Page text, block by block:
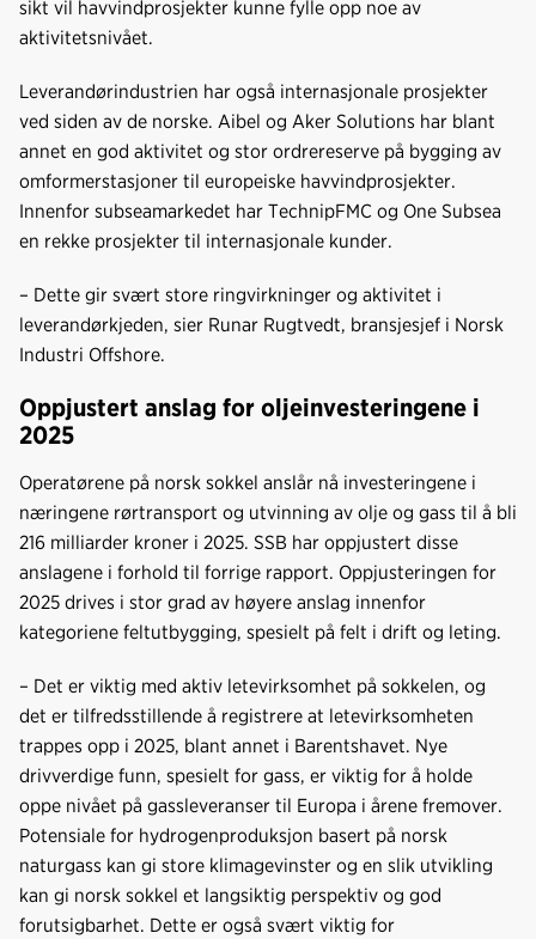
sikt vil havvindprosjekter kunne fylle opp noe av
aktivitetsnivået.
Leverandørindustrien har også internasjonale prosjekter
ved siden av de norske. Aibel og Aker Solutions har blant
annet en god aktivitet og stor ordrereserve på bygging av
omformerstasjoner til europeiske havvindprosjekter.
Innenfor subseamarkedet har TechnipFMC og One Subsea
en rekke prosjekter til internasjonale kunder.
– Dette gir svært store ringvirkninger og aktivitet i
leverandørkjeden, sier Runar Rugtvedt, bransjesjef i Norsk
Industri Offshore.
Oppjustert anslag for oljeinvesteringene i
2025
Operatørene på norsk sokkel anslår nå investeringene i
næringene rørtransport og utvinning av olje og gass til å bli
216 milliarder kroner i 2025. SSB har oppjustert disse
anslagene i forhold til forrige rapport. Oppjusteringen for
2025 drives i stor grad av høyere anslag innenfor
kategoriene feltutbygging, spesielt på felt i drift og leting.
– Det er viktig med aktiv letevirksomhet på sokkelen, og
det er tilfredsstillende å registrere at letevirksomheten
trappes opp i 2025, blant annet i Barentshavet. Nye
drivverdige funn, spesielt for gass, er viktig for å holde
oppe nivået på gassleveranser til Europa i årene fremover.
Potensiale for hydrogenproduksjon basert på norsk
naturgass kan gi store klimagevinster og en slik utvikling
kan gi norsk sokkel et langsiktig perspektiv og god
forutsigbarhet. Dette er også svært viktig for